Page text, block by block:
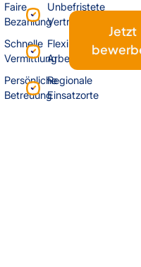
Faire
Bezahlung
Schnelle
Vermittlung
Persönliche
Betreuung
Unbefristete
Verträge
Flexible
Arbeitszeiten
Regionale
Einsatzorte
Jetzt